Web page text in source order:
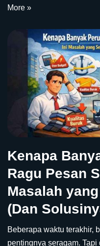
More »
Kenapa
Ragu Pesan
Masalah
(Dan
Beberapa waktu terakhir,
pentingnya seragam.